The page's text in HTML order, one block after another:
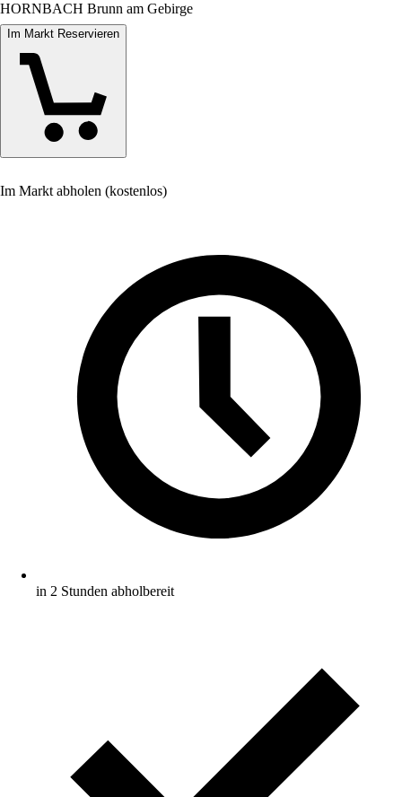
HORNBACH Brunn am Gebirge
Im Markt Reservieren
Im Markt abholen (kostenlos)
in 2 Stunden abholbereit